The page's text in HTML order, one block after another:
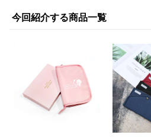
今回紹介する商品一覧